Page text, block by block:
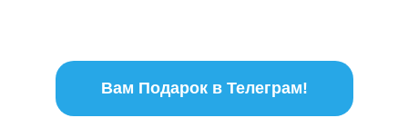
Вам Подарок в Телеграм!